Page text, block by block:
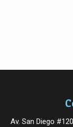
Av. San Diego